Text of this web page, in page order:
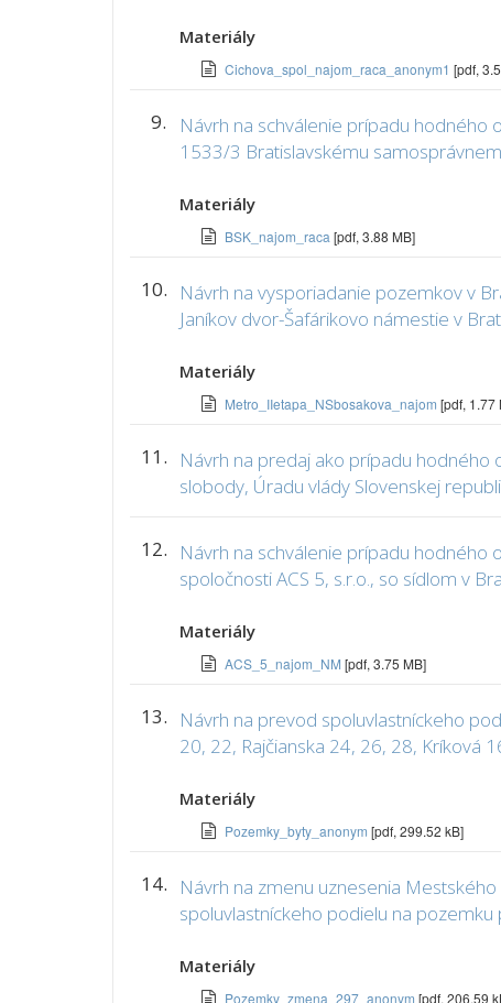
Materiály
Cichova_spol_najom_raca_anonym1 [pdf,
9.
Návrh na schválenie prípadu hodného
1533/3 Bratislavskému
Materiály
BSK_najom_raca [pdf, 3.88 MB]
10.
Návrh na vysporiadanie pozemkov v
Janíkov dvor-Šafárikovo námestie v
Materiály
Metro_IIetapa_NSbosakova_najom [pdf, 1.77
11.
Návrh na predaj ako prípadu hodného
slobody, Úradu vlády Slovenskej
12.
Návrh na schválenie prípadu hodného
spoločnosti ACS 5, s.r.o., so sídlom v
Materiály
ACS_5_najom_NM [pdf, 3.75 MB]
13.
Návrh na prevod spoluvlastníckeho
20, 22, Rajčianska 24, 26, 28, Kríková
Materiály
Pozemky_byty_anonym [pdf, 299.52 kB]
14.
Návrh na zmenu uznesenia
spoluvlastníckeho podielu na
Materiály
Pozemky_zmena_297_anonym [pdf, 206.59